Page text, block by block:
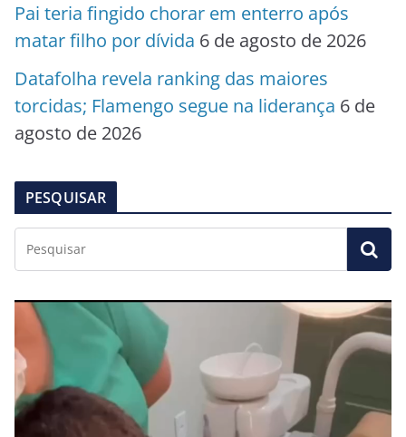
Pai teria fingido chorar em enterro após
matar filho por dívida 6 de agosto de 2026
Datafolha revela ranking das maiores
torcidas; Flamengo segue na liderança 6 de
agosto de 2026
PESQUISAR